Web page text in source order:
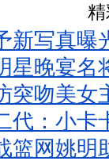
新写真曝
星晚宴名
突吻美女
代：小卡
篮网姚明